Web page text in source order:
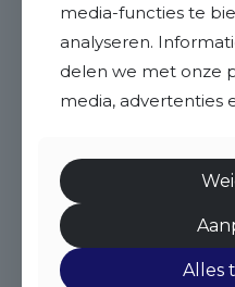
media-functies te
analyseren.
delen we met onze
media, advertenties
Alles